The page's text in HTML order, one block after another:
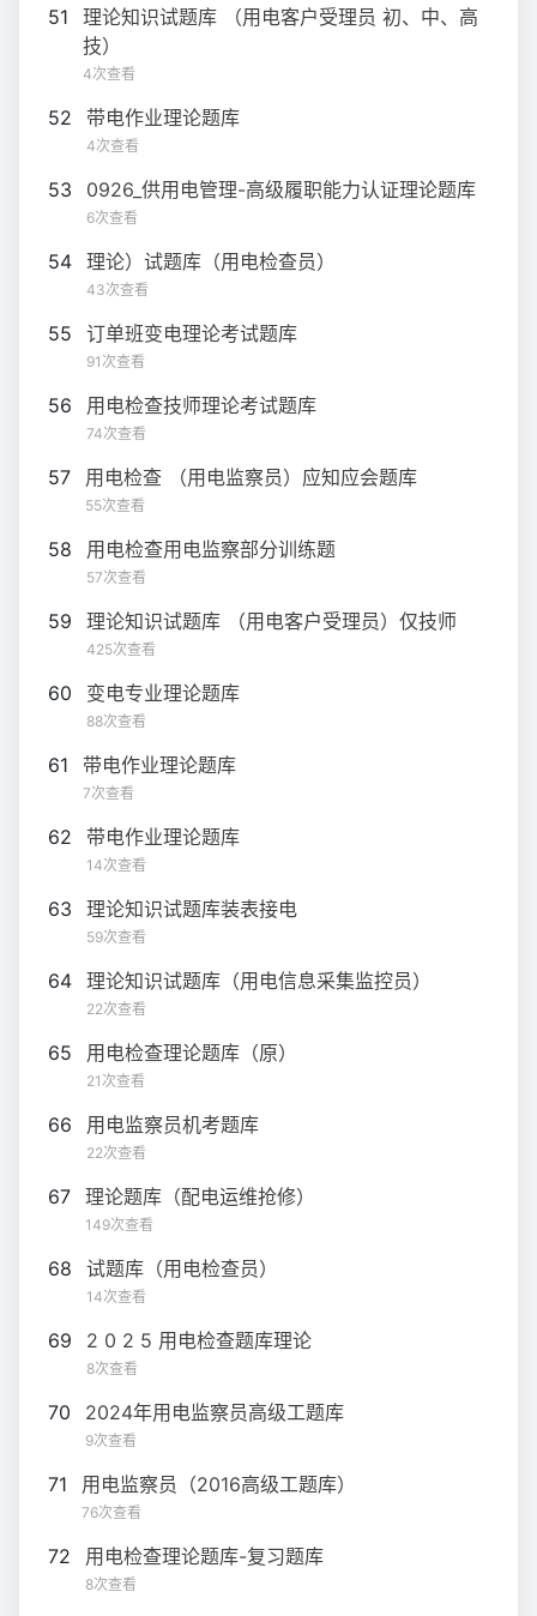
51
理论知识试题库 （用电客户受理员 初、中、高
技）
4次查看
52 带电作业理论题库
4次查看
53 0926_供用电管理-高级履职能力认证理论题库
6次查看
54 理论）试题库（用电检查员）
43次查看
55 订单班变电理论考试题库
91次查看
56 用电检查技师理论考试题库
74次查看
57 用电检查 （用电监察员）应知应会题库
55次查看
58 用电检查用电监察部分训练题
57次查看
59 理论知识试题库 （用电客户受理员）仅技师
425次查看
60 变电专业理论题库
88次查看
61 带电作业理论题库
7次查看
62 带电作业理论题库
14次查看
63 理论知识试题库装表接电
59次查看
64 理论知识试题库（用电信息采集监控员）
22次查看
65 用电检查理论题库（原）
21次查看
66 用电监察员机考题库
22次查看
67 理论题库（配电运维抢修）
149次查看
68 试题库（用电检查员）
14次查看
69 2 0 2 5 用电检查题库理论
8次查看
70 2024年用电监察员高级工题库
9次查看
71 用电监察员（2016高级工题库）
76次查看
72 用电检查理论题库-复习题库
8次查看